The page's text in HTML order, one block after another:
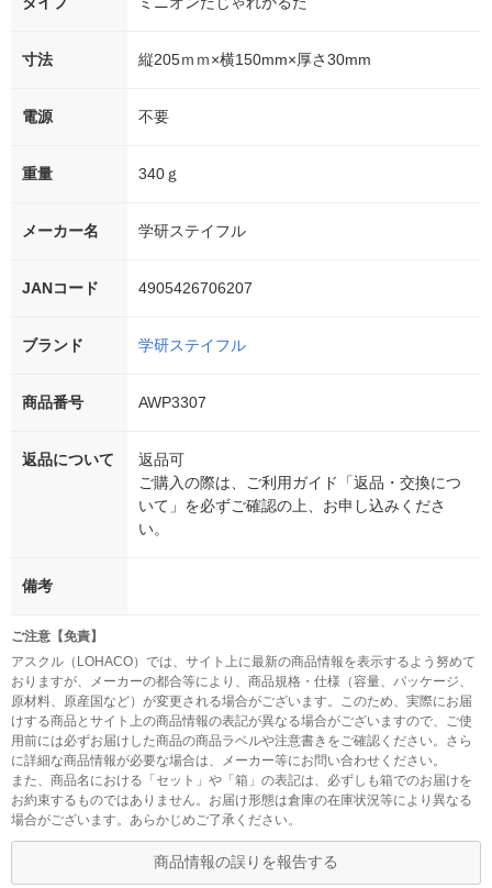
寸法 縦205ｍｍ×横150mm×厚さ30mm
電源 不要
重量 340ｇ
メーカー名 学研ステイフル
JANコード 4905426706207
ブランド 学研ステイフル
商品番号 AWP3307
返品について
返品可
ご購入の際は、ご利用ガイド「返品・交換につ
いて」を必ずご確認の上、お申し込みくださ
い。
備考
ご注意【免責】
アスクル（LOHACO）では、サイト上に最新の商品情報を表示するよう努めて
おりますが、メーカーの都合等により、商品規格・仕様（容量、パッケージ、
原材料、原産国など）が変更される場合がございます。このため、実際にお届
けする商品とサイト上の商品情報の表記が異なる場合がございますので、ご使
用前には必ずお届けした商品の商品ラベルや注意書きをご確認ください。さら
に詳細な商品情報が必要な場合は、メーカー等にお問い合わせください。
また、商品名における「セット」や「箱」の表記は、必ずしも箱でのお届けを
お約束するものではありません。お届け形態は倉庫の在庫状況等により異なる
場合がございます。あらかじめご了承ください。
商品情報の誤りを報告する